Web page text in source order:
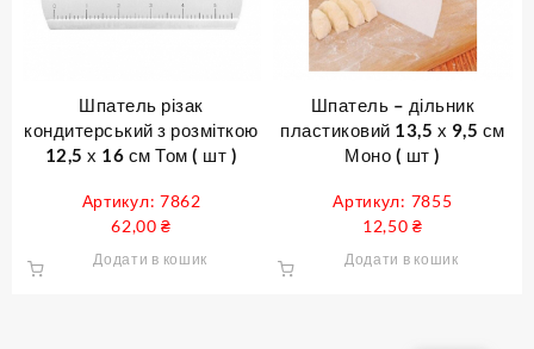
Шпатель різак
кондитерський з розміткою
12,5 х 16 см Том ( шт )
Артикул: 7862
62,00₴
Додати в кошик
Шпатель – дільник
пластиковий 13,5 х 9,5 см
Моно ( шт )
Артикул: 7855
12,50₴
Додати в кошик